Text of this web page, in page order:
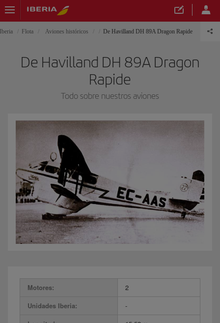
Flota Aviones históricos De Havilland DH 89A Dragon Rapide
De Havilland DH 89A Dragon
Rapide
Todo sobre nuestros aviones
Motores:
2
Unidades Iberia:
-